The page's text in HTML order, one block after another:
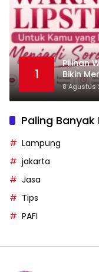
1
Pilihan
Bikin
8 Agustus
Paling Banyak
Lampung
jakarta
Jasa
Tips
PAFI